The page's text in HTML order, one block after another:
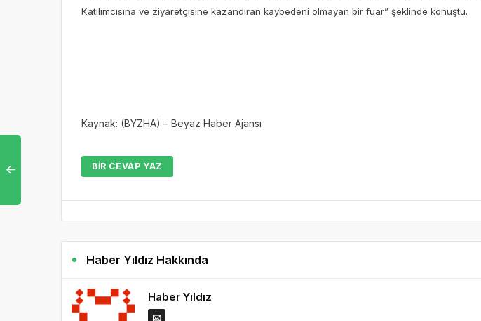
Katılımcısına ve ziyaretçisine kazandıran kaybedeni olmayan bir fuar” şeklinde konuştu.
Kaynak: (BYZHA) – Beyaz Haber Ajansı
BIR CEVAP YAZ
Haber Yıldız Hakkında
Haber Yıldız